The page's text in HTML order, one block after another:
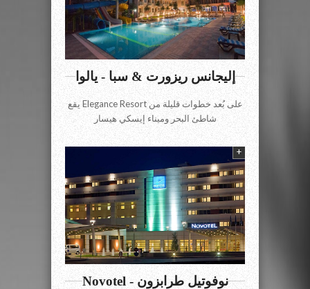
إليجانس ريزورت & سبا - يالوا
يقع Elegance Resort على بُعد خطوات قليلة من
شاطئ البحر وميناء إيسكي هيسار
+
Novotel - نوفوتيل طرابزون